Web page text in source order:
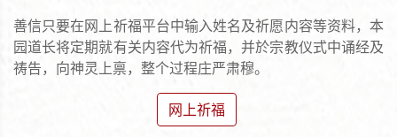
善信只要在网上祈福平台中输入姓名及祈愿内容等资料，本
园道长将定期就有关内容代为祈福，并於宗教仪式中诵经及
祷告，向神灵上禀，整个过程庄严肃穆。
网上祈福